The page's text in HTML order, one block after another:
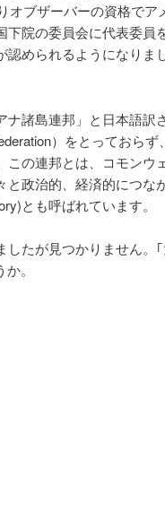
オブザーバーの資格でア
下院の委員会に代表委員
認められるようになりま
ナ諸島連邦」と日本語訳
）をとっておらず、
の連邦とは、コモンウ
と政治的、経済的につな
とも呼ばれています。
したが見つかりません。
。